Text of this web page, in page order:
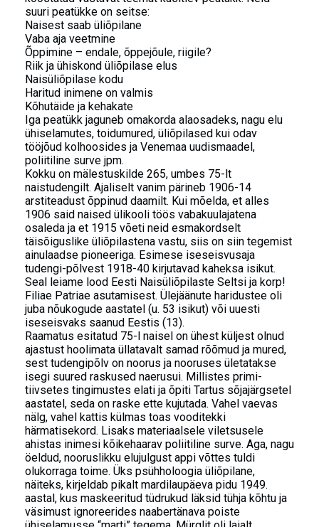
suuri peatükke on seitse:
Naisest saab üliõpilane
Vaba aja veetmine
Õppimine – endale, õppejõule, riigile?
Riik ja ühiskond üliõpilase elus
Naisüliõpilase kodu
Haritud inimene on valmis
Kõhutäide ja kehakate
Iga peatükk jaguneb omakorda alaosadeks, nagu elu
ühiselamutes, toidumured, üliõpilased kui odav
tööjõud kolhoosides ja Venemaa uudismaadel,
poliitiline surve jpm.
Kokku on mälestuskilde 265, umbes 75-lt
naistudengilt. Ajaliselt vanim pärineb 1906-14
arstiteadust õppinud daamilt. Kui mõelda, et alles
1906 said naised ülikooli töös vabakuulajatena
osaleda ja et 1915 võeti neid esmakordselt
täisõiguslike üliõpilastena vastu, siis on siin tegemist
ainulaadse pioneeriga. Esimese iseseisvusaja
tudengi-põlvest 1918-40 kirjutavad kaheksa isikut.
Seal leiame lood Eesti Naisüliõpilaste Seltsi ja korp!
Filiae Patriae asutamisest. Ülejäänute haridustee oli
juba nõukogude aastatel (u. 53 isikut) või uuesti
iseseisvaks saanud Eestis (13).
Raamatus esitatud 75-l naisel on ühest küljest olnud
ajastust hoolimata üllatavalt samad rõõmud ja mured,
sest tudengipõlv on noorus ja nooruses ületatakse
isegi suured raskused naerusui. Millistes primi-
tiivsetes tingimustes elati ja õpiti Tartus sõjajärgsetel
aastatel, seda on raske ette kujutada. Vahel vaevas
nälg, vahel kattis külmas toas vooditekki
härmatisekord. Lisaks materiaalsele viletsusele
ahistas inimesi kõikehaarav poliitiline surve. Aga, nagu
öeldud, nooruslikku elujulgust appi võttes tuldi
olukorraga toime. Üks psühholoogia üliõpilane,
näiteks, kirjeldab pikalt mardilaupäeva pidu 1949.
aastal, kus maskeeritud tüdrukud läksid tühja kõhtu ja
väsimust ignoreerides naabertänava poiste